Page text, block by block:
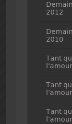
2012
2010
Tant
Tant
Tant